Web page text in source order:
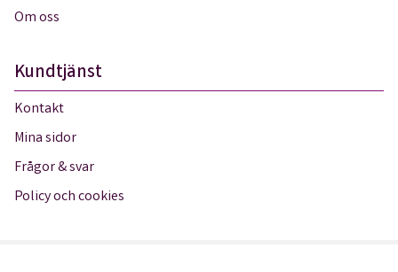
Om oss
Kundtjänst
Kontakt
Mina sidor
Frågor & svar
Policy och cookies